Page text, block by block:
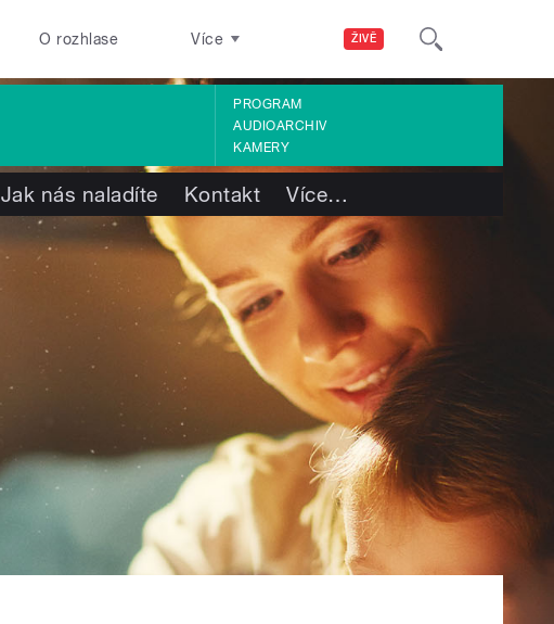
ŽIVĚ
O rozhlase Více
PROGRAM
AUDIOARCHIV
KAMERY
Jak nás naladíte Kontakt Více…